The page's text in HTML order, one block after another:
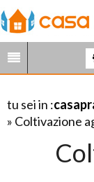
tu sei in :
» Coltivazione